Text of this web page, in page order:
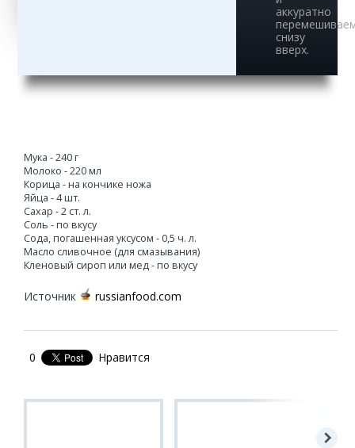
аккуратно
снизу
вверх.
Мука - 240 г
Молоко - 220 мл
Корица - на кончике ножа
Яйца - 4 шт.
Сахар - 2 ст. л.
Соль - по вкусу
Сода, погашенная уксусом - 0,5 ч. л.
Масло сливочное (для смазывания)
Кленовый сироп или мед - по вкусу
Источник russianfood.com
0 Нравится